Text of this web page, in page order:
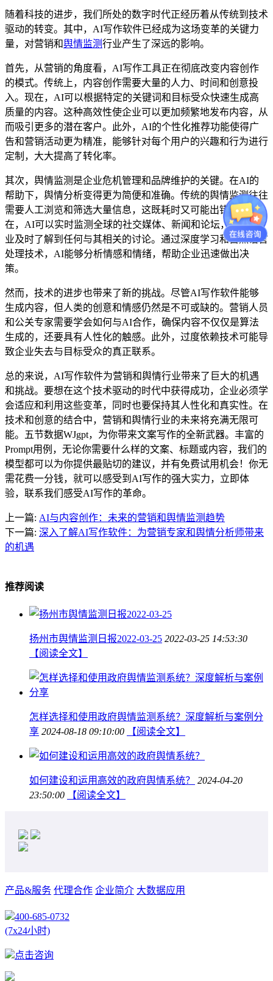
随着科技的进步，我们所处的数字时代正经历着从传统到技术
驱动的转变。其中，AI写作软件已经成为这场变革的关键力
量，对营销和舆情监测行业产生了深远的影响。
首先，从营销的角度看，AI写作工具正在彻底改变内容创作
的模式。传统上，内容创作需要大量的人力、时间和创意投
入。现在，AI可以根据特定的关键词和目标受众快速生成高
质量的内容。这种高效性使企业可以更加频繁地发布内容，从
而吸引更多的潜在客户。此外，AI的个性化推荐功能使得广
告和营销活动更为精准，能够针对每个用户的兴趣和行为进行
定制，大大提高了转化率。
其次，舆情监测是企业危机管理和品牌维护的关键。在AI的
帮助下，舆情分析变得更为简便和准确。传统的舆情监测往往
需要人工浏览和筛选大量信息，这既耗时又可能出错。而现
在，AI可以实时监测全球的社交媒体、新闻和论坛，确保企
业及时了解到任何与其相关的讨论。通过深度学习和自然语言
处理技术，AI能够分析情感和情绪，帮助企业迅速做出决
策。
然而，技术的进步也带来了新的挑战。尽管AI写作软件能够
生成内容，但人类的创意和情感仍然是不可或缺的。营销人员
和公关专家需要学会如何与AI合作，确保内容不仅仅是算法
生成的，还要具有人性化的触感。此外，过度依赖技术可能导
致企业失去与目标受众的真正联系。
总的来说，AI写作软件为营销和舆情行业带来了巨大的机遇
和挑战。要想在这个技术驱动的时代中获得成功，企业必须学
会适应和利用这些变革，同时也要保持其人性化和真实性。在
技术和创意的结合中，营销和舆情行业的未来将充满无限可
能。五节数据WJgpt，为你带来文案写作的全新武器。丰富的
Prompt用例，无论你需要什么样的文案、标题或内容，我们的
模型都可以为你提供最贴切的建议，并有免费试用机会！你无
需花费一分钱，就可以感受到AI写作的强大实力，立即体
验，联系我们感受AI写作的革命。
上一篇: AI与内容创作：未来的营销和舆情监测趋势
下一篇: 深入了解AI写作软件：为营销专家和舆情分析师带来
的机遇
推荐阅读
扬州市舆情监测日报2022-03-25 2022-03-25 14:53:30
【阅读全文】
怎样选择和使用政府舆情监测系统？深度解析与案例分
享 2024-08-18 09:10:00 【阅读全文】
如何建设和运用高效的政府舆情系统？
2024-04-20
23:50:00
【阅读全文】
产品&服务 代理合作 企业简介 大数据应用
400-685-0732
(7x24小时)
点击咨询